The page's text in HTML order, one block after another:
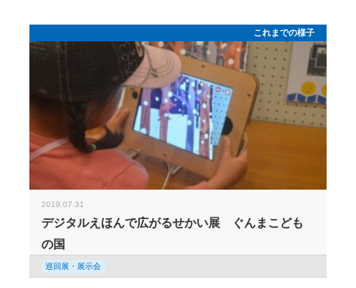
これまでの様子
2019.07.31
デジタルえほんで広がるせかい展 ぐんまこども
の国
巡回展・展示会